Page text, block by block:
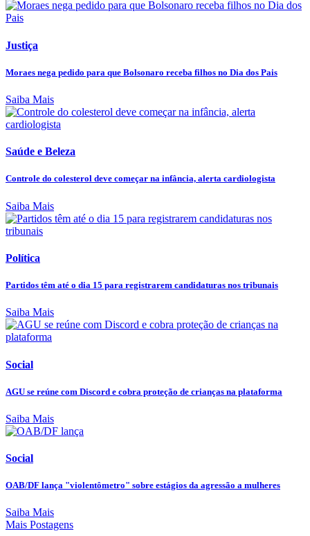
Justiça
Moraes nega pedido para que Bolsonaro receba filhos no Dia dos Pais
Saiba Mais
Saúde e Beleza
Controle do colesterol deve começar na infância, alerta cardiologista
Saiba Mais
Política
Partidos têm até o dia 15 para registrarem candidaturas nos tribunais
Saiba Mais
Social
AGU se reúne com Discord e cobra proteção de crianças na plataforma
Saiba Mais
Social
OAB/DF lança "violentômetro" sobre estágios da agressão a mulheres
Saiba Mais
Mais Postagens